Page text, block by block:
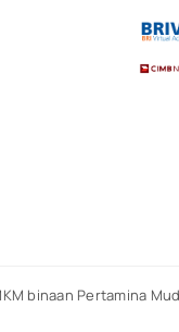
binaan Pertamina